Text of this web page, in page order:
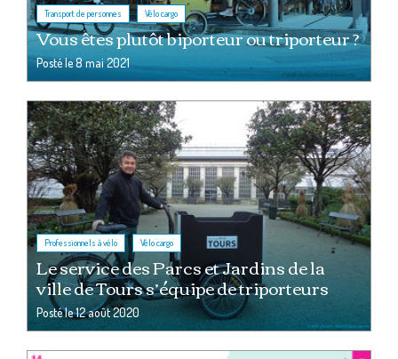
Transport de personnes , Vélo cargo
Vous êtes plutôt biporteur ou triporteur ?
Posté le8 mai 2021
Professionnels à vélo , Vélo cargo
Le service des Parcs et Jardins de la
ville de Tours s’équipe de triporteurs
Posté le12 août 2020